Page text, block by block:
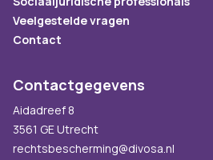
Veelgestelde vragen
Contact
Contactgegevens
Aidadreef 8
3561 GE Utrecht
rechtsbescherming@divosa.nl